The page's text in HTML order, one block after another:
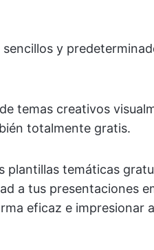
y
temas creativos
totalmente gratis.
plantillas temáticas
a tus presentaciones
eficaz e impresionar